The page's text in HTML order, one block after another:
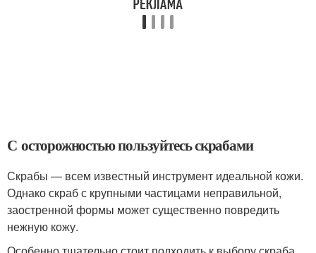
С осторожностью пользуйтесь скрабами
Скрабы — всем известный инструмент идеальной кожи.
Однако скраб с крупными частицами неправильной,
заостренной формы может существенно повредить
нежную кожу.